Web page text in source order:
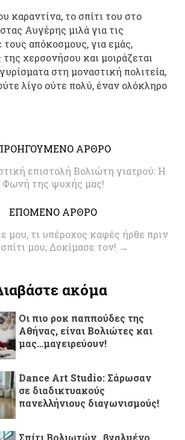
καραντίνα, το σπίτι του στο
Αυγέρης μιλά για τις
απόκοσμους, για εμάς,
χερσονήσου και μοιράζεται
στη μοναστική πολιτεία,
λίγο ούτε πολύ, έναν ολόκληρο
ΑΡΘΡΟ
επιστολή Βολιώτη γιατρού: Η
Φωνή της ψυχής μας!
ΕΠΟΜΕΝΟ ΑΡΘΡΟ
μου, τι υπέροχος καφές ήρθε πριν
μου; Δοκίμασε τον! →
ακόμα
Οι πιο ροκ παππούδες της
Αθήνας, είναι Βολιώτες και
μας…μαγειρεύουν!
Dance Art Studio: Σάρωσαν
σε διαδικτυακούς
πανελλήνιους διαγωνισμούς!
Σπίτι Βολιωτών…βγαλμένο